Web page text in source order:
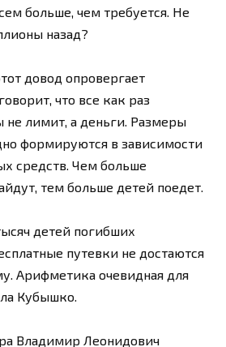
больше, чем требуется. Не
назад?
довод опровергает
что все как раз
не лимит, а деньги. Размеры
формируются в зависимости
средств. Чем больше
тем больше детей поедет.
детей погибших
путевки не достаются
Арифметика очевидная для
Кубышко.
Владимир Леонидович